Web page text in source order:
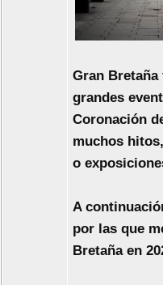
Gran
grandes
Coronación
muchos
o
A
por las que
Bretaña en